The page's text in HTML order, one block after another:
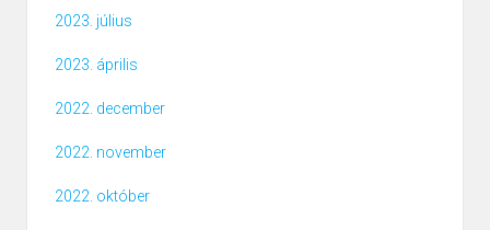
2023. július
2023. április
2022. december
2022. november
2022. október